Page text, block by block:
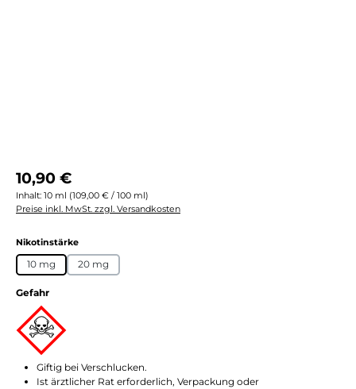
Regulärer Preis:
10,90 €
Inhalt: 10 ml (109,00 € / 100 ml)
Preise inkl. MwSt. zzgl. Versandkosten
Nikotinstärkeauswählen
10 mg 20 mg
Gefahr
Giftig bei Verschlucken.
Ist ärztlicher Rat erforderlich, Verpackung oder